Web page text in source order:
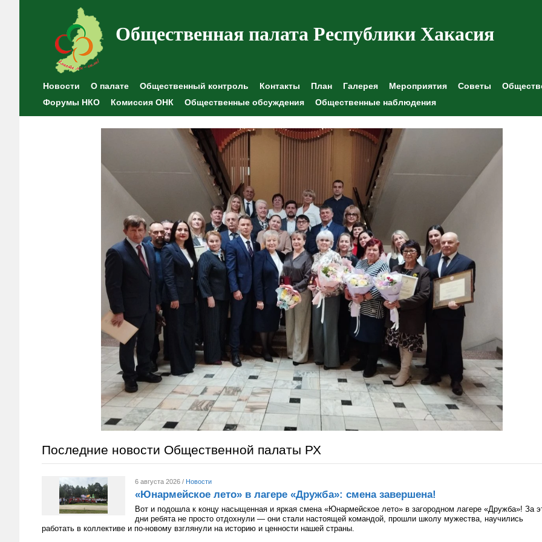
Общественная палата Республики Хакасия
Новости О палате Общественный контроль Контакты План Галерея Мероприятия Советы
Форумы НКО
Комиссия ОНК Общественные обсуждения Общественные наблюдения
Последние новости Общественной палаты РХ
6 августа 2026 / Новости
«Юнармейское лето» в лагере «Дружба»: смена завершена!
Вот и подошла к концу насыщенная и яркая смена «Юнармейское лето» в загородном лагере «Дружба»! За
дни ребята не просто отдохнули — они стали настоящей командой, прошли школу мужества, научились
работать в коллективе и по-новому взглянули на историю и ценности нашей страны.